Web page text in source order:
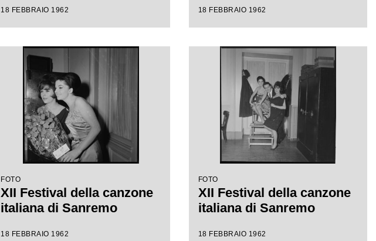
18 FEBBRAIO 1962 18 FEBBRAIO 1962
FOTO
XII Festival della canzone
italiana di Sanremo
18 FEBBRAIO 1962
FOTO
XII Festival della canzone
italiana di Sanremo
18 FEBBRAIO 1962